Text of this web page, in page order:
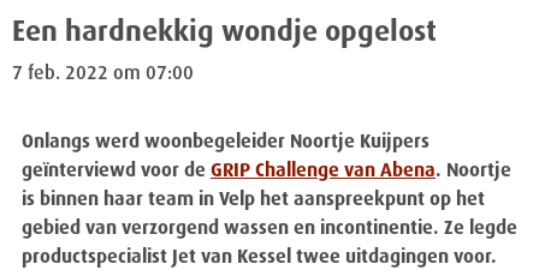
Een hardnekkig wondje opgelost
7 feb. 2022 om 07:00
Onlangs werd woonbegeleider Noortje Kuijpers
geïnterviewd voor de GRIP Challenge van Abena. Noortje
is binnen haar team in Velp het aanspreekpunt op het
gebied van verzorgend wassen en incontinentie. Ze legde
productspecialist Jet van Kessel twee uitdagingen voor.
Snel naar:
Zinvolle dagbesteding
Vrije dagbestedingsplekken